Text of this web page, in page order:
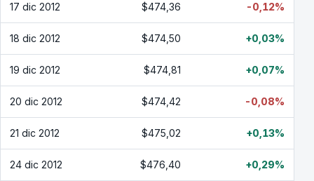
17 dic 2012 $474,36 -0,12%
18 dic 2012 $474,50 +0,03%
19 dic 2012 $474,81 +0,07%
20 dic 2012 $474,42 -0,08%
21 dic 2012 $475,02 +0,13%
24 dic 2012 $476,40 +0,29%